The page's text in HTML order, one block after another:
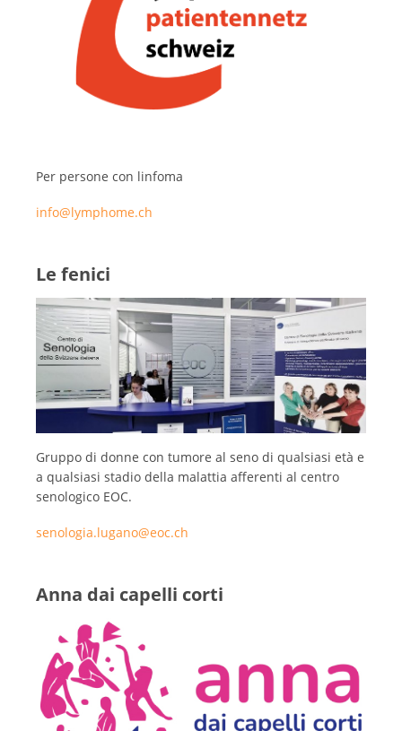
Per persone con linfoma
info@lymphome.ch
Le fenici
Gruppo di donne con tumore al seno di qualsiasi età e
a qualsiasi stadio della malattia afferenti al centro
senologico EOC.
senologia.lugano@eoc.ch
Anna dai capelli corti